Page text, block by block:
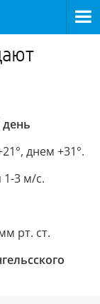
днем +31°.
1-3 м/с.
рт. ст.